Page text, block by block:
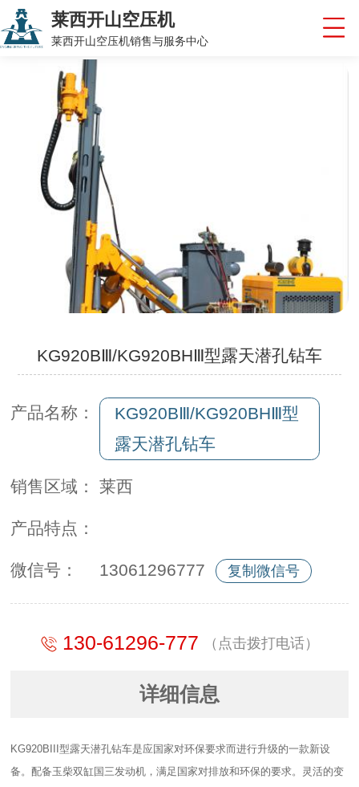
莱西开山空压机
莱西开山空压机销售与服务中心
KG920BⅢ/KG920BHⅢ型露天潜孔钻车
产品名称：
KG920BⅢ/KG920BHⅢ型
露天潜孔钻车
销售区域： 莱西
产品特点：
微信号： 13061296777 复制微信号
130-61296-777 （点击拨打电话）
详细信息
KG920BIII型露天潜孔钻车是应国家对环保要求而进行升级的一款新设
备。配备玉柴双缸国三发动机，满足国家对排放和环保的要求。灵活的变